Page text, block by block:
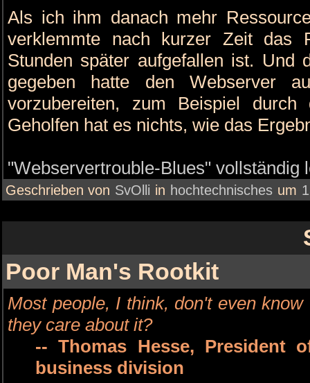
Als ich ihm danach mehr
verklemmte nach kurzer Zeit das
Stunden später aufgefallen ist. Und
gegeben hatte den Webserver
vorzubereiten, zum Beispiel
Geholfen hat es nichts, wie das
"Webservertrouble-Blues" vollständig
Geschrieben von SvOlli in hochtechnisches um
Poor Man's Rootkit
Most people, I think, don't even
they care about it?
-- Thomas Hesse, President
business division